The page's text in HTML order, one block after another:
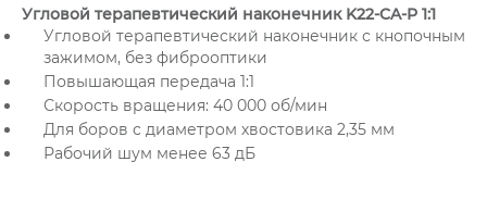
Угловой терапевтический наконечник K22-CA-P 1:1
Угловой терапевтический наконечник с кнопочным
зажимом, без фиброоптики
Повышающая передача 1:1
Скорость вращения: 40 000 об/мин
Для боров с диаметром хвостовика 2,35 мм
Рабочий шум менее 63 дБ